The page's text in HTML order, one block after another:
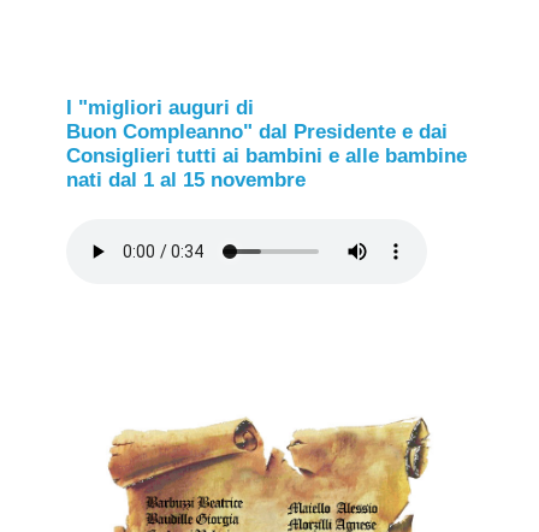
I "migliori auguri di
Buon Compleanno" dal Presidente e dai
Consiglieri tutti ai bambini e alle bambine
nati dal 1 al 15 novembre